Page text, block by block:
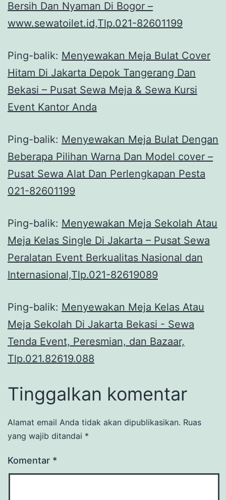
Bersih Dan Nyaman Di Bogor –
www.sewatoilet.id,Tlp.021-82601199
Ping-balik: Menyewakan Meja Bulat Cover
Hitam Di Jakarta Depok Tangerang Dan
Bekasi – Pusat Sewa Meja & Sewa Kursi
Event Kantor Anda
Ping-balik: Menyewakan Meja Bulat Dengan
Beberapa Pilihan Warna Dan Model cover –
Pusat Sewa Alat Dan Perlengkapan Pesta
021-82601199
Ping-balik: Menyewakan Meja Sekolah Atau
Meja Kelas Single Di Jakarta – Pusat Sewa
Peralatan Event Berkualitas Nasional dan
Internasional,Tlp.021-82619089
Ping-balik: Menyewakan Meja Kelas Atau
Meja Sekolah Di Jakarta Bekasi - Sewa
Tenda Event, Peresmian, dan Bazaar,
Tlp.021.82619.088
Tinggalkan komentar
Alamat email Anda tidak akan dipublikasikan. Ruas
yang wajib ditandai *
Komentar *